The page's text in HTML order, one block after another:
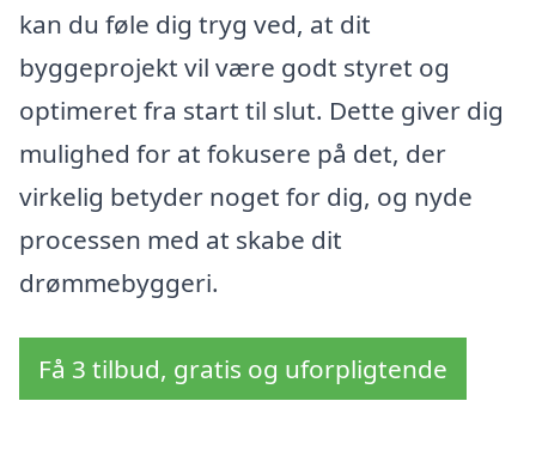
kan du føle dig tryg ved, at dit
byggeprojekt vil være godt styret og
optimeret fra start til slut. Dette giver dig
mulighed for at fokusere på det, der
virkelig betyder noget for dig, og nyde
processen med at skabe dit
drømmebyggeri.
Få 3 tilbud, gratis og uforpligtende